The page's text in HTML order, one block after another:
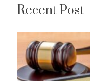
Recent Post